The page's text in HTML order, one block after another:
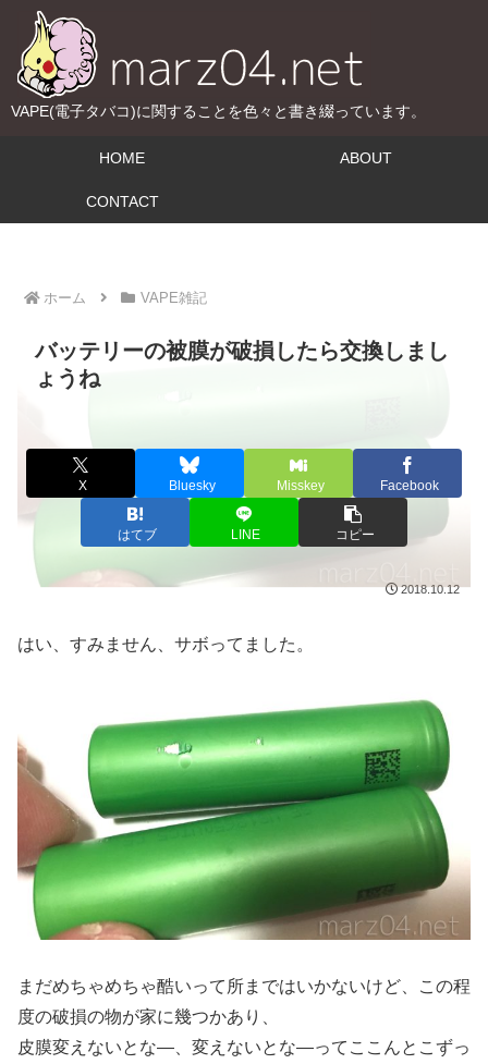
VAPE(電子タバコ)に関することを色々と書き綴っています。
HOME ABOUT
CONTACT
ホーム VAPE雑記
バッテリーの被膜が破損したら交換しまし
ょうね
X Bluesky Misskey Facebook
はてブ LINE コピー
2018.10.12
はい、すみません、サボってました。
まだめちゃめちゃ酷いって所まではいかないけど、この程
度の破損の物が家に幾つかあり、
皮膜変えないとな―、変えないとな―ってここんとこずっ